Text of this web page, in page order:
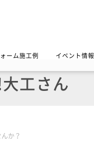
ーム施工例 イベント情報
工さん
か？